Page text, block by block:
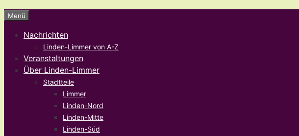
Menü
Nachrichten
Linden-Limmer von A-Z
Veranstaltungen
Über Linden-Limmer
Stadtteile
Limmer
Linden-Nord
Linden-Mitte
Linden-Süd